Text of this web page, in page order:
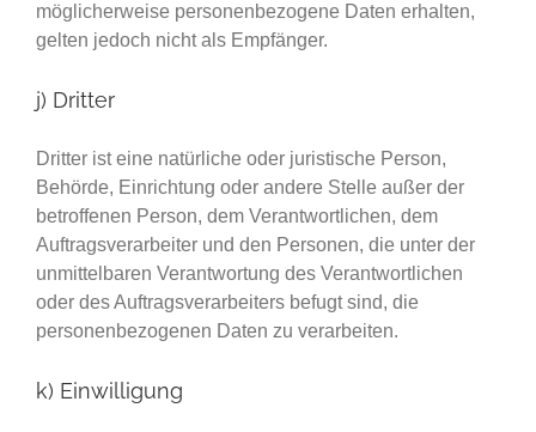
möglicherweise personenbezogene Daten erhalten,
gelten jedoch nicht als Empfänger.
j) Dritter
Dritter ist eine natürliche oder juristische Person,
Behörde, Einrichtung oder andere Stelle außer der
betroffenen Person, dem Verantwortlichen, dem
Auftragsverarbeiter und den Personen, die unter der
unmittelbaren Verantwortung des Verantwortlichen
oder des Auftragsverarbeiters befugt sind, die
personenbezogenen Daten zu verarbeiten.
k) Einwilligung